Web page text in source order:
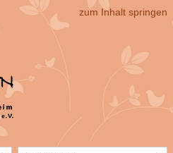
zum Inhalt springen